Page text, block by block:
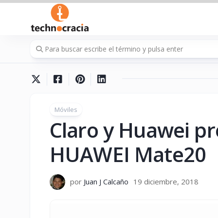
Saltar
contenido
Móviles
Claro y Huawei
HUAWEI Mate20
por Juan J Calcaño 19 diciembre, 2018